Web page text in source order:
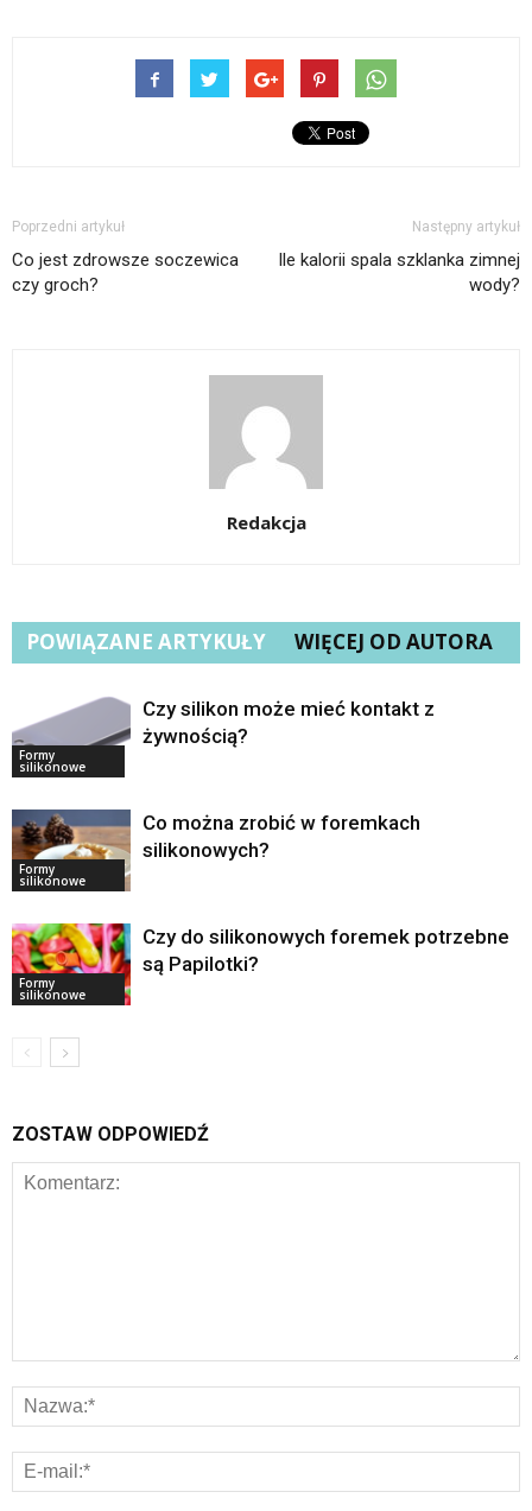
Poprzedni artykuł
Co jest zdrowsze soczewica
czy groch?
Następny artykuł
Ile kalorii spala szklanka zimnej
wody?
Redakcja
POWIĄZANE ARTYKUŁY WIĘCEJ OD AUTORA
Formy
silikonowe
Czy silikon może mieć kontakt z
żywnością?
Formy
silikonowe
Co można zrobić w foremkach
silikonowych?
Formy
silikonowe
Czy do silikonowych foremek potrzebne
są Papilotki?
ZOSTAW ODPOWIEDŹ